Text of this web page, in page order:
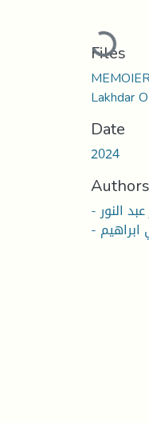
Loading...
Files
Lakhdar
Date
2024
Authors
النور
ابراهيم